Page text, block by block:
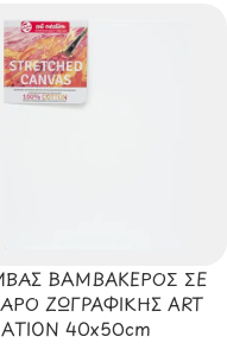
ΒΑΜΒΑΚΕΡΟΣ ΣΕ
ΖΩΓΡΑΦΙΚΗΣ ART
40x50cm